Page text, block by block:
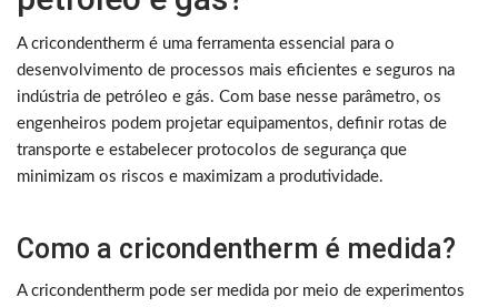
A cricondentherm é uma ferramenta essencial para o
desenvolvimento de processos mais eficientes e seguros na
indústria de petróleo e gás. Com base nesse parâmetro, os
engenheiros podem projetar equipamentos, definir rotas de
transporte e estabelecer protocolos de segurança que
minimizam os riscos e maximizam a produtividade.
Como a cricondentherm é medida?
A cricondentherm pode ser medida por meio de experimentos